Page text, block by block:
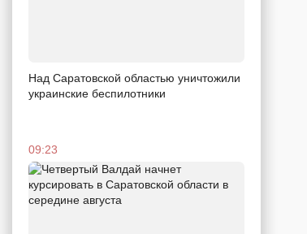
Над Саратовской областью уничтожили
украинские беспилотники
09:23